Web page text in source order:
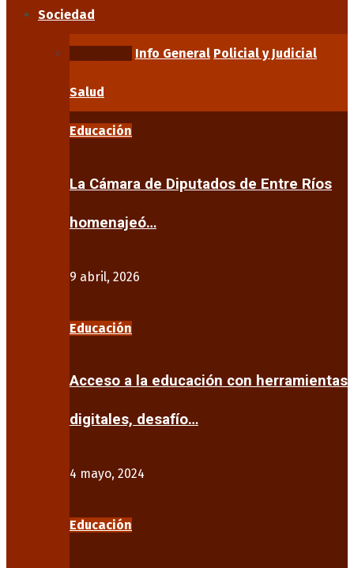
Sociedad
Info General Policial y Judicial
Salud
Educación
La Cámara de Diputados de Entre Ríos
homenajeó…
9 abril, 2026
Educación
Acceso a la educación con herramientas
digitales, desafío…
4 mayo, 2024
Educación